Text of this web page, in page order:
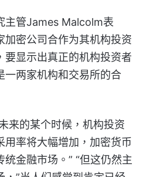
主管James Malcolm表
加密公司合作为其机构投资
要显示出真正的机构投资者
一两家机构和交易所的合
来的某个时候，机构投资
率将大幅增加，加密货币
金融市场。” “但这仍然主